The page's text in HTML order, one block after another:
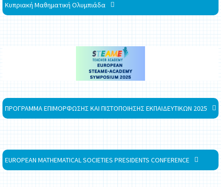
Κυπριακή Μαθηματική Ολυμπιάδα
ΠΡΟΓΡΑΜΜΑ ΕΠΙΜΟΡΦΩΣΗΣ ΚΑΙ ΠΙΣΤΟΠΟΙΗΣΗΣ ΕΚΠΑΙΔΕΥΤΙΚΩΝ 2025
EUROPEAN MATHEMATICAL SOCIETIES PRESIDENTS CONFERENCE